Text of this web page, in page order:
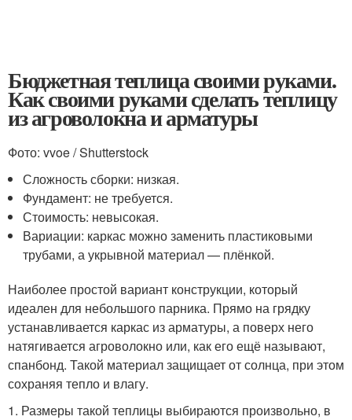
Бюджетная теплица своими руками.
Как своими руками сделать теплицу
из агроволокна и арматуры
Фото: vvoe / Shutterstock
Сложность сборки: низкая.
Фундамент: не требуется.
Стоимость: невысокая.
Вариации: каркас можно заменить пластиковыми
трубами, а укрывной материал — плёнкой.
Наиболее простой вариант конструкции, который
идеален для небольшого парника. Прямо на грядку
устанавливается каркас из арматуры, а поверх него
натягивается агроволокно или, как его ещё называют,
спанбонд. Такой материал защищает от солнца, при этом
сохраняя тепло и влагу.
1. Размеры такой теплицы выбираются произвольно, в